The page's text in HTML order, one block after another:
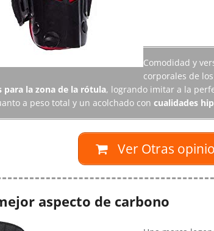
Comodidad y
corporales de
para la zona de la rótula, logrando imitar a la
a peso total y un acolchado con cualidades
Ver Otras
aspecto de carbono